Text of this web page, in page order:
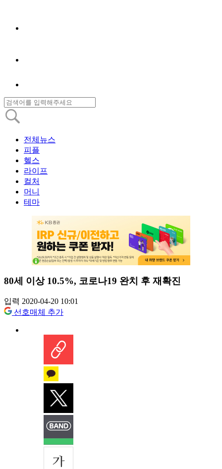
전체뉴스
피플
헬스
라이프
컬처
머니
테마
80세 이상 10.5%, 코로나19 완치 후 재확진
입력 2020-04-20 10:01
선호매체 추가